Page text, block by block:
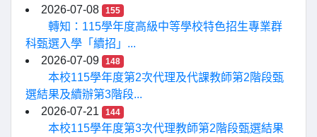
2026-07-08
155
轉知：115學年度高級中等學校特色招生專業群
科甄選入學「續招」...
2026-07-09
148
本校115學年度第2次代理及代課教師第2階段甄
選結果及續辦第3階段...
2026-07-21
144
本校115學年度第3次代理教師第2階段甄選結果